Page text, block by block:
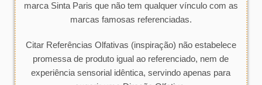
marca Sinta Paris que não tem qualquer vínculo com as
marcas famosas referenciadas.
Citar Referências Olfativas (inspiração) não estabelece
promessa de produto igual ao referenciado, nem de
experiência sensorial idêntica, servindo apenas para